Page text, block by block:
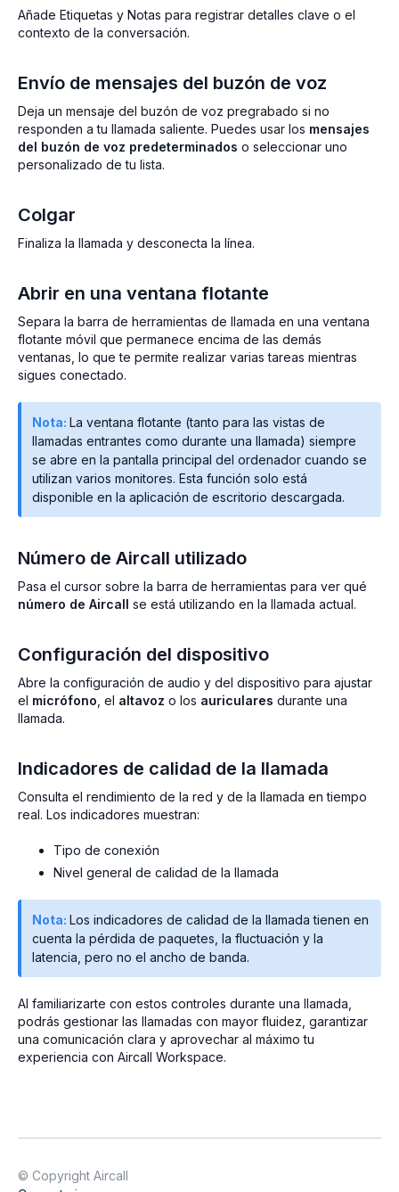
Añade Etiquetas y Notas para registrar detalles clave o el
contexto de la conversación.
Envío de mensajes del buzón de voz
Deja un mensaje del buzón de voz pregrabado si no
responden a tu llamada saliente. Puedes usar los mensajes
del buzón de voz predeterminados o seleccionar uno
personalizado de tu lista.
Colgar
Finaliza la llamada y desconecta la línea.
Abrir en una ventana flotante
Separa la barra de herramientas de llamada en una ventana
flotante móvil que permanece encima de las demás
ventanas, lo que te permite realizar varias tareas mientras
sigues conectado.
Nota: La ventana flotante (tanto para las vistas de
llamadas entrantes como durante una llamada) siempre
se abre en la pantalla principal del ordenador cuando se
utilizan varios monitores. Esta función solo está
disponible en la aplicación de escritorio descargada.
Número de Aircall utilizado
Pasa el cursor sobre la barra de herramientas para ver qué
número de Aircall se está utilizando en la llamada actual.
Configuración del dispositivo
Abre la configuración de audio y del dispositivo para ajustar
el micrófono , el altavoz o los auriculares durante una
llamada.
Indicadores de calidad de la llamada
Consulta el rendimiento de la red y de la llamada en tiempo
real. Los indicadores muestran:
Tipo de conexión
Nivel general de calidad de la llamada
Nota: Los indicadores de calidad de la llamada tienen en
cuenta la pérdida de paquetes, la fluctuación y la
latencia, pero no el ancho de banda.
Al familiarizarte con estos controles durante una llamada,
podrás gestionar las llamadas con mayor fluidez, garantizar
una comunicación clara y aprovechar al máximo tu
experiencia con Aircall Workspace.
© Copyright Aircall